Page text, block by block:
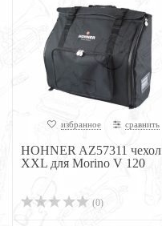
избранное сравнить
HOHNER AZ57311 чехол
XXL для Morino V 120
(0)